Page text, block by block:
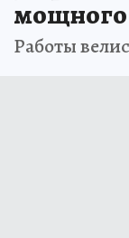
мощного
Работы